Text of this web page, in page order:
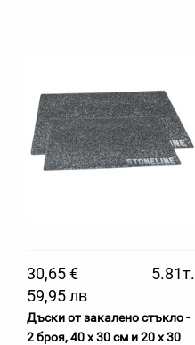
30,65 €
5.81т.
59,95 лв
Дъски от закалено стъкло -
2 броя, 40 х 30 см и 20 х 30